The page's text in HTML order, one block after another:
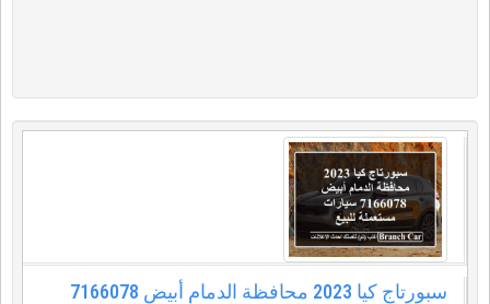
سبورتاج كيا 2023 محافظة الدمام أبيض 7166078